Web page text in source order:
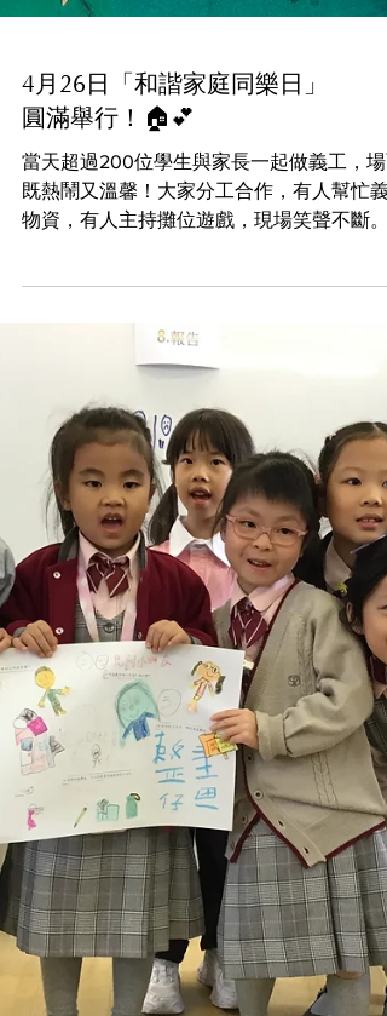
4月26日「和諧家庭同樂日」
圓滿舉行！🏠💕
當天超過200位學生與家長一起做義工，場
既熱鬧又溫馨！大家分工合作，有人幫忙義
物資，有人主持攤位遊戲，現場笑聲不斷。
雖然天氣炎熱，但大家都忙得好開心～同學
甚至落力叫賣，真正體現了 「施比受更有
福」 的精神。💪🥰 特別感謝家長們全家總
員支持，也謝謝香港國際服務社（ISS）、協
助人員和老師的用心統籌！ ❤️ 當天籌得的
項將繼續用於社區服務，讓這份愛與關懷在
園和社區延續下去。 #CPS
#creativeprimaryschool #活學啓思
#ibworldschool #ieschool . .